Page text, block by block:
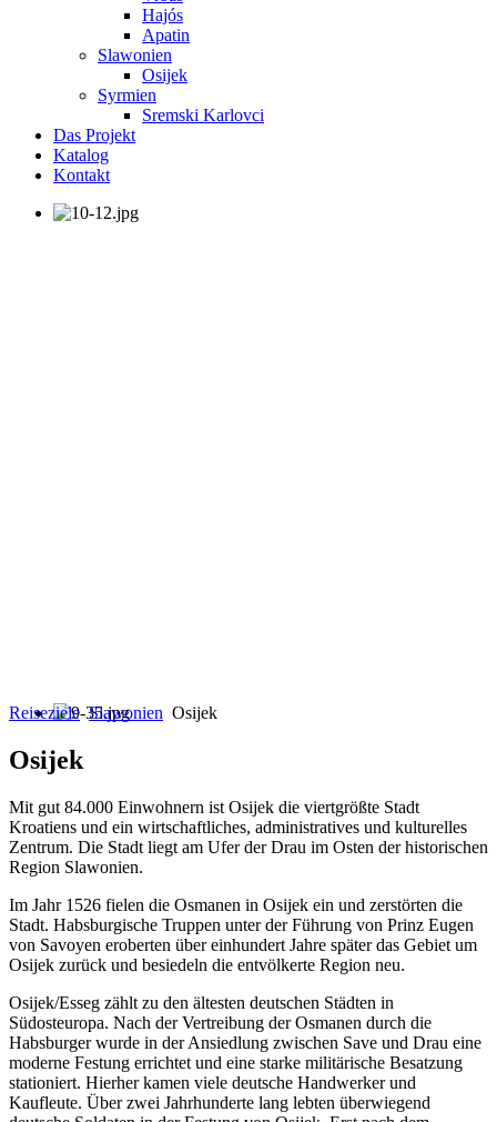
Hajós
Apatin
Slawonien
Osijek
Syrmien
Sremski Karlovci
Das Projekt
Katalog
Kontakt
Reiseziele Slawonien Osijek
Osijek
Mit gut 84.000 Einwohnern ist Osijek die viertgrößte Stadt
Kroatiens und ein wirtschaftliches, administratives und kulturelles
Zentrum. Die Stadt liegt am Ufer der Drau im Osten der historischen
Region Slawonien.
Im Jahr 1526 fielen die Osmanen in Osijek ein und zerstörten die
Stadt. Habsburgische Truppen unter der Führung von Prinz Eugen
von Savoyen eroberten über einhundert Jahre später das Gebiet um
Osijek zurück und besiedeln die entvölkerte Region neu.
Osijek/Esseg zählt zu den ältesten deutschen Städten in
Südosteuropa. Nach der Vertreibung der Osmanen durch die
Habsburger wurde in der Ansiedlung zwischen Save und Drau eine
moderne Festung errichtet und eine starke militärische Besatzung
stationiert. Hierher kamen viele deutsche Handwerker und
Kaufleute. Über zwei Jahrhunderte lang lebten überwiegend